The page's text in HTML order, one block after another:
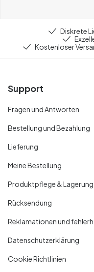
Diskrete
Kostenloser
Support
Fragen und Antworten
Bestellung und Bezahlung
Lieferung
Meine Bestellung
Produktpflege & Lagerung
Rücksendung
Reklamationen und
Datenschutzerklärung
Cookie Richtlinien